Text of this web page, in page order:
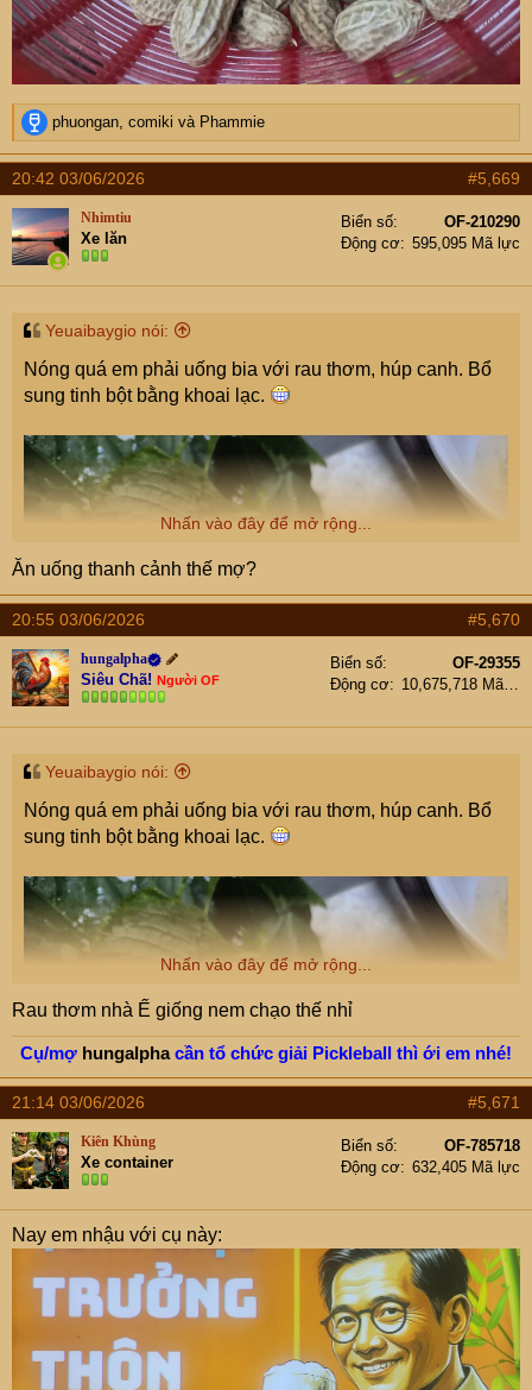
R
e
a
c
t
i
o
n
s
phuongan, comiki và Phammie
20:42 03/06/2026 #5,669
Nhimtiu
Xe lăn
Biển số
OF-210290
Động cơ
595,095 Mã lực
Yeuaibaygio nói:
Nóng quá em phải uống bia với rau thơm, húp canh. Bổ
sung tinh bột bằng khoai lạc.
Nhấn vào đây để mở rộng...
Ăn uống thanh cảnh thế mợ?
20:55 03/06/2026 #5,670
hungalpha
Siêu Chã! Người OF
Biển số
OF-29355
Động cơ
10,675,718 Mã lực
Yeuaibaygio nói:
Nóng quá em phải uống bia với rau thơm, húp canh. Bổ
sung tinh bột bằng khoai lạc.
Nhấn vào đây để mở rộng...
Rau thơm nhà Ế giống nem chạo thế nhỉ
Cụ/mợ hungalphacần tổ chức giải Pickleball thì ới em nhé!
21:14 03/06/2026 #5,671
Kiên Khùng
Xe container
Biển số
OF-785718
Động cơ
632,405 Mã lực
Nay em nhậu với cụ này: